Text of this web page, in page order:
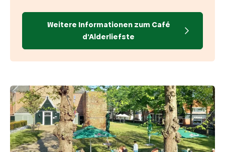
Weitere Informationen zum Café
d'Alderliefste